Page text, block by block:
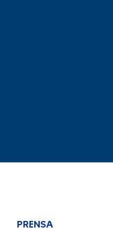
PRENSA